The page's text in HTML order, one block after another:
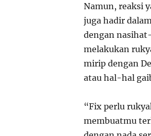
Namun, reaksi
juga hadir
dengan
melakukan
mirip dengan
atau hal-hal
“Fix perlu
membuatmu